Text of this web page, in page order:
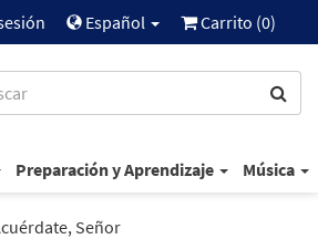
Español Carrito (0)
Preparación y Aprendizaje Música
Señor